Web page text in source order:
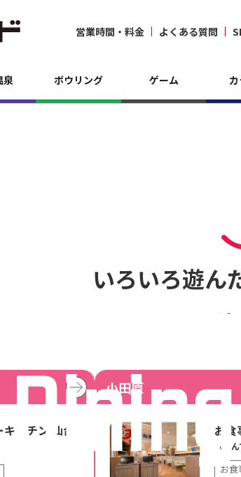
営業時間・料金 よくある質問
泉 ボウリング ゲーム
いろいろ遊ん
ッチン 仙台
小田原
お食
（て
お食